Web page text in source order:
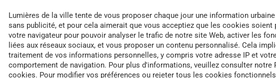
usage
Lumières de la ville tente de vous proposer chaque jour une information
sans publicité, et pour cela aimerait que vous acceptiez que les cookies soient
votre navigateur pour pouvoir analyser le trafic de notre site Web, activer les
liées aux réseaux sociaux, et vous proposer un contenu personnalisé. Cela
traitement de vos informations personnelles, y compris votre adresse IP et
comportement de navigation. Pour plus d'informations, veuillez consulter notre
cookies. Pour modifier vos préférences ou rejeter tous les cookies